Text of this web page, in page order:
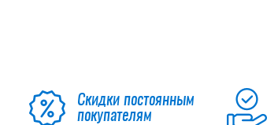
Скидки постоянным
покупателям